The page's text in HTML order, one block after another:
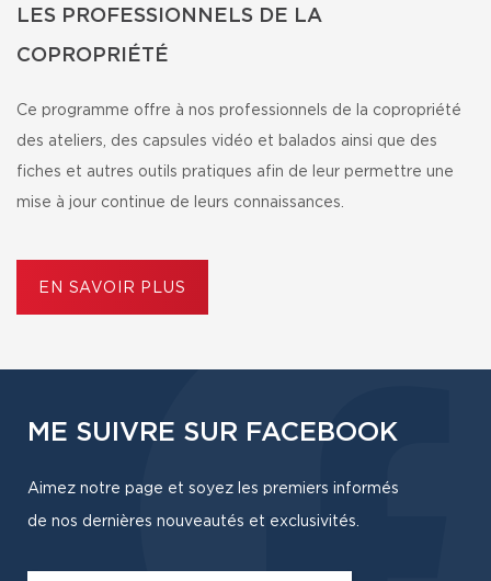
LES PROFESSIONNELS DE LA
COPROPRIÉTÉ
Ce programme offre à nos professionnels de la copropriété
des ateliers, des capsules vidéo et balados ainsi que des
fiches et autres outils pratiques afin de leur permettre une
mise à jour continue de leurs connaissances.
EN SAVOIR PLUS
ME SUIVRE SUR FACEBOOK
Aimez notre page et soyez les premiers informés
de nos dernières nouveautés et exclusivités.